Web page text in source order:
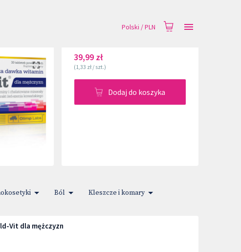
Polski /PLN
39,99 zł
(1,33 zł/ szt.)
Dodaj do koszyka
Ból Kleszcze i komary
Vit dla mężczyzn